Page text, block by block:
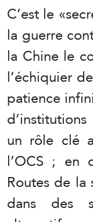
C’est le
la guerre
la Chine le
l’échiquier
patience
un rôle clé
l’OCS ; en
Routes de la
dans des